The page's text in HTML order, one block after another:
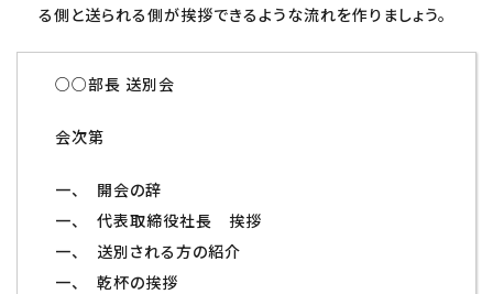
る側と送られる側が挨拶できるような流れを作りましょう。
○○部長 送別会
会次第
一、 開会の辞
一、 代表取締役社長 挨拶
一、 送別される方の紹介
一、 乾杯の挨拶